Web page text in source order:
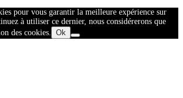
pour vous garantir la meilleure expérience sur
à utiliser ce dernier, nous considérerons que
des cookies.
Ok